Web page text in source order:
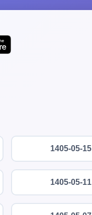
1405-05-15
1405-05-11